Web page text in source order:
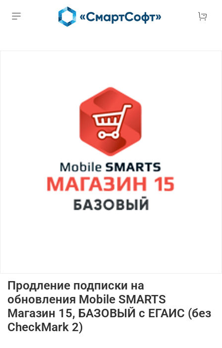
Продление подписки на
обновления Mobile SMARTS
Магазин 15, БАЗОВЫЙ с ЕГАИС (без
CheckMark 2)